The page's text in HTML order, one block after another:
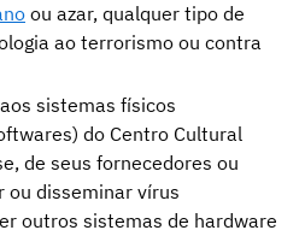
ou azar, qualquer tipo de
ao terrorismo ou contra
sistemas físicos
do Centro Cultural
de seus fornecedores ou
ou disseminar vírus
outros sistemas de hardware